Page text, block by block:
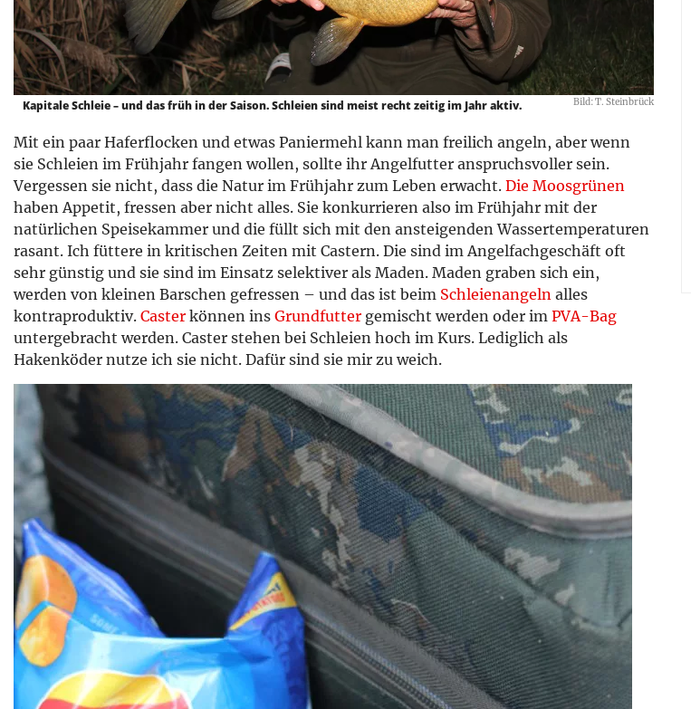
Bild: T. Steinbrück
Kapitale Schleie – und das früh in der Saison. Schleien sind meist recht zeitig im Jahr aktiv.
Mit ein paar Haferflocken und etwas Paniermehl kann man freilich angeln, aber wenn
sie Schleien im Frühjahr fangen wollen, sollte ihr Angelfutter anspruchsvoller sein.
Vergessen sie nicht, dass die Natur im Frühjahr zum Leben erwacht. Die Moosgrünen
haben Appetit, fressen aber nicht alles. Sie konkurrieren also im Frühjahr mit der
natürlichen Speisekammer und die füllt sich mit den ansteigenden Wassertemperaturen
rasant. Ich füttere in kritischen Zeiten mit Castern. Die sind im Angelfachgeschäft oft
sehr günstig und sie sind im Einsatz selektiver als Maden. Maden graben sich ein,
werden von kleinen Barschen gefressen – und das ist beim Schleienangeln alles
kontraproduktiv. Caster können ins Grundfutter gemischt werden oder im PVA-Bag
untergebracht werden. Caster stehen bei Schleien hoch im Kurs. Lediglich als
Hakenköder nutze ich sie nicht. Dafür sind sie mir zu weich.